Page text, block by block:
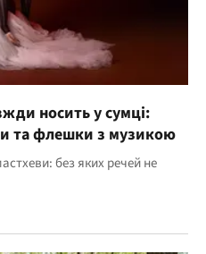
носить у сумці:
та флешки з музикою
без яких речей не